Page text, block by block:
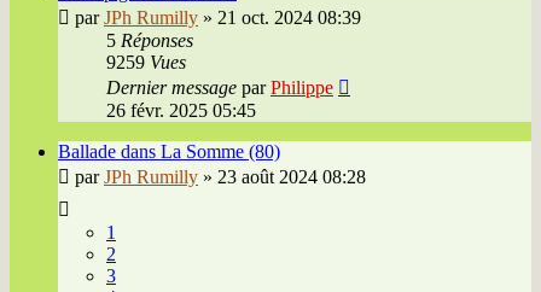
parJPh Rumilly » 21 oct. 2024 08:39
5 Réponses
9259 Vues
Dernier message parPhilippe
26 févr. 2025 05:45
Ballade dans La Somme (80)
parJPh Rumilly » 23 août 2024 08:28
1
2
3